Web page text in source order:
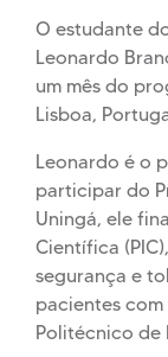
O estudante
Leonardo
um mês do
Lisboa,
Leonardo é o
participar do
Uningá, ele
Científica
segurança e
pacientes
Politécnico de